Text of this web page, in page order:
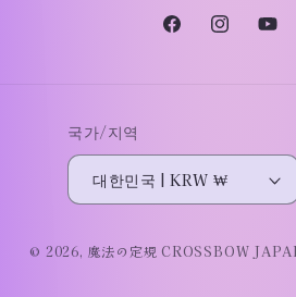
FacebookInstagram
국가/지역
대한민국 | KRW ₩
© 2026, 魔法の定規 CROSSBOW